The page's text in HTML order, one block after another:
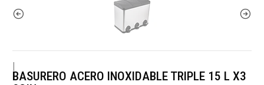
BASURERO ACERO INOXIDABLE TRIPLE 15 L X3